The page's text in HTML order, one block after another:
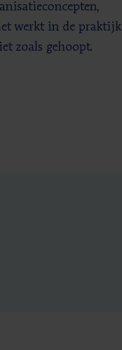
werkt in de praktijk
zoals gehoopt.